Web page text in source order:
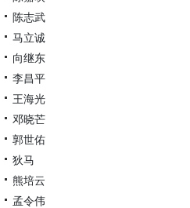
陈志武
马立诚
向继东
李昌平
王海光
邓晓芒
郭世佑
狄马
熊培云
孟令伟